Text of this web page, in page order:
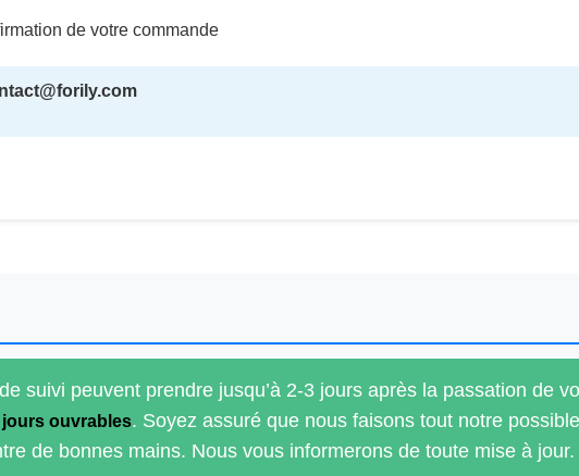
de votre commande
suivi peuvent prendre jusqu’à 2-3 jours après la passation de
jours ouvrables. Soyez assuré que nous faisons tout notre
de bonnes mains. Nous vous informerons de toute mise à jour.